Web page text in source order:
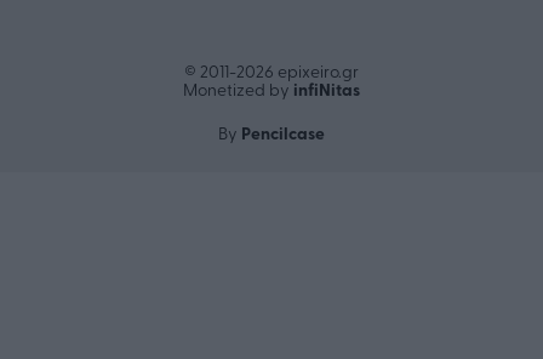
© 2011-2026 epixeiro.gr
Monetized by infiΝitas
By Pencilcase